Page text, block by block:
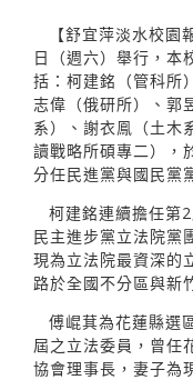
【舒宜萍淡水校
日（週六）舉行，本
括：柯建銘（管科所
志偉（俄研所）、郭
系）、謝衣鳯（土木
讀戰略所碩專二），
分任民進黨與國民黨
柯建銘連續擔任第
民主進步黨立法院黨
現為立法院最資深的
路於全國不分區與新
傅崐萁為花蓮縣選
屆之立法委員，曾任
協會理事長，妻子為